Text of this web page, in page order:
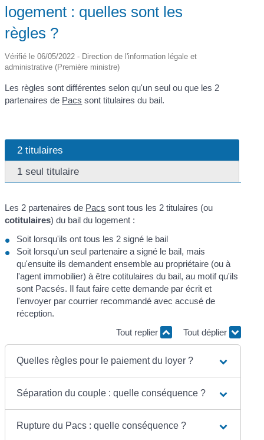
logement : quelles sont les
règles ?
Vérifié le 06/05/2022 - Direction de l'information légale et
administrative (Première ministre)
Les règles sont différentes selon qu'un seul ou que les 2
partenaires de Pacs sont titulaires du bail.
2 titulaires
1 seul titulaire
Les 2 partenaires de Pacs sont tous les 2 titulaires (ou
cotitulaires) du bail du logement :
Soit lorsqu'ils ont tous les 2 signé le bail
Soit lorsqu'un seul partenaire a signé le bail, mais
qu'ensuite ils demandent ensemble au propriétaire (ou à
l'agent immobilier) à être cotitulaires du bail, au motif qu'ils
sont Pacsés. Il faut faire cette demande par écrit et
l'envoyer par courrier recommandé avec accusé de
réception.
Tout replier
Tout déplier
Quelles règles pour le paiement du loyer ?
Séparation du couple : quelle conséquence ?
Rupture du Pacs : quelle conséquence ?